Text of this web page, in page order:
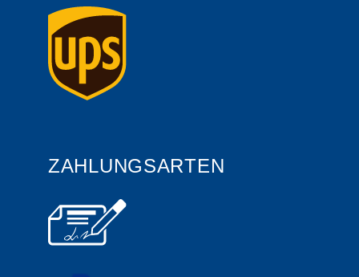
ZAHLUNGSARTEN